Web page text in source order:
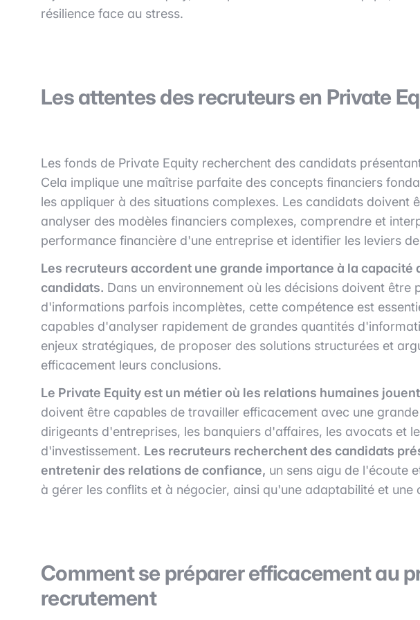
résilience face au stress.
Les attentes des recruteurs en Private
Les fonds de Private Equity recherchent des candidats
Cela implique une maîtrise parfaite des concepts financiers
les appliquer à des situations complexes. Les candidats doivent
analyser des modèles financiers complexes, comprendre et
performance financière d'une entreprise et identifier les leviers
Les recruteurs accordent une grande importance à la capacité
candidats. Dans un environnement où les décisions doivent être
d'informations parfois incomplètes, cette compétence est
capables d'analyser rapidement de grandes quantités
enjeux stratégiques, de proposer des solutions structurées et
efficacement leurs conclusions.
Le Private Equity est un métier où les relations humaines
doivent être capables de travailler efficacement avec une
dirigeants d'entreprises, les banquiers d'affaires, les avocats et
d'investissement. Les recruteurs recherchent des candidats
entretenir des relations de confiance, un sens aigu de l'écoute
à gérer les conflits et à négocier, ainsi qu'une adaptabilité et une
Comment se préparer efficacement au
recrutement